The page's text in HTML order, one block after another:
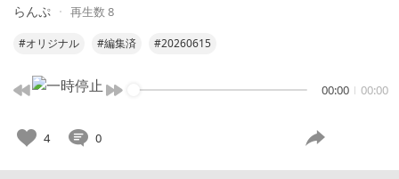
らんぷ 再生数 8
#オリジナル #編集済 #20260615
00:00 00:00
4 0